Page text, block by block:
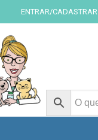
ENTRAR/CADASTRAR